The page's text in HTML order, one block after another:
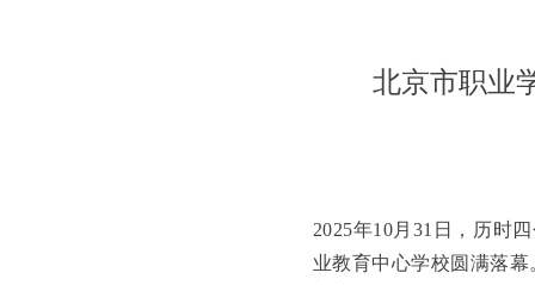
北京市职业
2025年10月31日，历时
业教育中心学校圆满落